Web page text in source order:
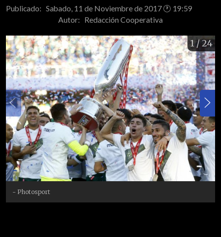
Publicado: Sabado, 11 de Noviembre de 2017 🕐 19:59
Autor: Redacción Cooperativa
1/ 24
- Photosport